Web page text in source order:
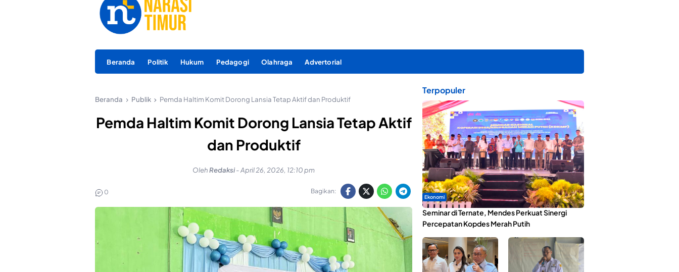
Beranda Politik Hukum Pedagogi Olahraga Advertorial
Beranda Publik Pemda Haltim Komit Dorong Lansia Tetap Aktif dan Produktif
Pemda Haltim Komit Dorong Lansia Tetap Aktif
dan Produktif
OlehRedaksi-April 26, 2026, 12:10 pm
0 Bagikan:
Terpopuler
Ekonomi
Seminar di Ternate, Mendes Perkuat Sinergi
Percepatan Kopdes Merah Putih